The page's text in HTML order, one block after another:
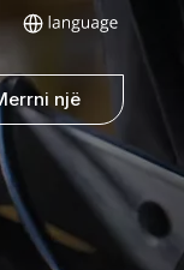
një